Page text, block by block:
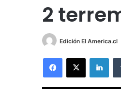
2
Edición El America.cl
Facebook
X